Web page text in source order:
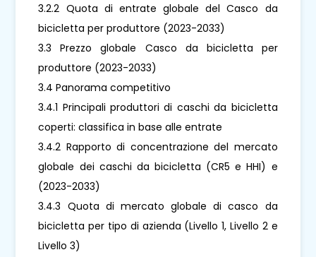
3.2.2 Quota di entrate globale del Casco da
bicicletta per produttore (2023-2033)
3.3 Prezzo globale Casco da bicicletta per
produttore (2023-2033)
3.4 Panorama competitivo
3.4.1 Principali produttori di caschi da bicicletta
coperti: classifica in base alle entrate
3.4.2 Rapporto di concentrazione del mercato
globale dei caschi da bicicletta (CR5 e HHI) e
(2023-2033)
3.4.3 Quota di mercato globale di casco da
bicicletta per tipo di azienda (Livello 1, Livello 2 e
Livello 3)